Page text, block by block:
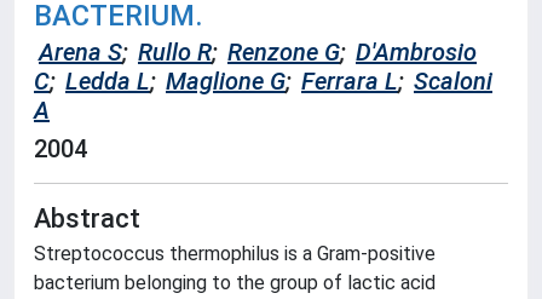
BACTERIUM.
Arena S; Rullo R; Renzone G; D'Ambrosio
C; Ledda L; Maglione G; Ferrara L; Scaloni
A
2004
Abstract
Streptococcus thermophilus is a Gram-positive
bacterium belonging to the group of lactic acid